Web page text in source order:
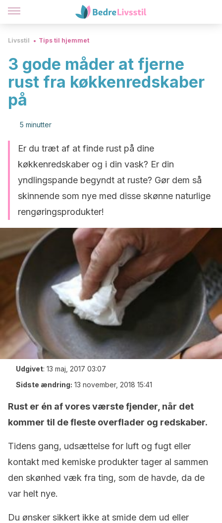
Livsstil Tips til hjemmet
3 gode måder at fjerne
rust fra køkkenredskaber
på
5 minutter
Er du træt af at finde rust på dine
køkkenredskaber og i din vask? Er din
yndlingspande begyndt at ruste? Gør dem så
skinnende som nye med disse skønne naturlige
rengøringsprodukter!
Udgivet: 13 maj, 2017 03:07
Sidste ændring: 13 november, 2018 15:41
Rust er én af vores værste fjender, når det
kommer til de fleste overflader og redskaber.
Tidens gang, udsættelse for luft og fugt eller
kontakt med kemiske produkter tager al sammen
den skønhed væk fra ting, som de havde, da de
var helt nye.
Du ønsker sikkert ikke at smide dem ud eller